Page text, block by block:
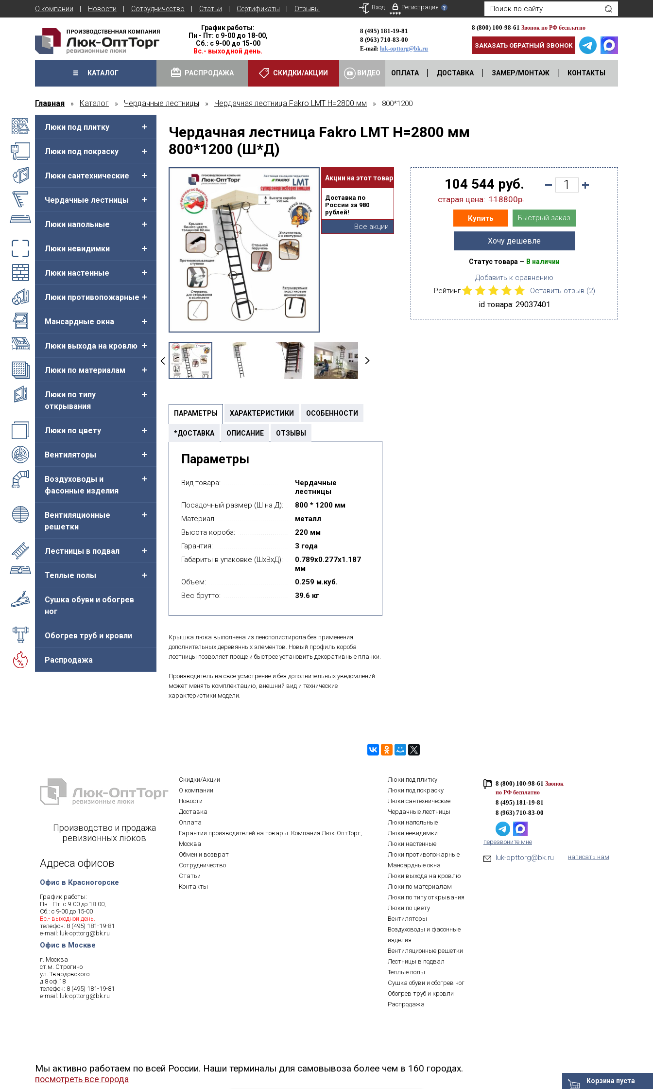
Корзина пуста
О компании Новости Сотрудничество Статьи Сертификаты Отзывы Вход Регистрация
График работы:
Пн - Пт: с 9-00 до 18-00,
Сб.: с 9-00 до 15-00
Вс.- выходной день.
8 (495) 181-19-81
8 (963) 710-83-00
E-mail:luk-opttorg@bk.ru
8 (800) 100-98-61 Звонок по РФ бесплатно
ЗАКАЗАТЬ ОБРАТНЫЙ ЗВОНОК
КАТАЛОГ РАСПРОДАЖА СКИДКИ/АКЦИИ ВИДЕО ОПЛАТА ДОСТАВКА ЗАМЕР/МОНТАЖ КОНТАКТЫ
Главная » Каталог » Чердачные лестницы » Чердачная лестница Fakro LMT Н=2800 мм » 800*1200
Люки под плитку
Люки под покраску
Люки сантехнические
Чердачные лестницы
Люки напольные
Люки невидимки
Люки настенные
Люки противопожарные
Мансардные окна
Люки выхода на кровлю
Люки по материалам
Люки по типу
открывания
Люки по цвету
Вентиляторы
Воздуховоды и
фасонные изделия
Вентиляционные
решетки
Лестницы в подвал
Теплые полы
Сушка обуви и обогрев
ног
Обогрев труб и кровли
Распродажа
Чердачная лестница Fakro LMT Н=2800 мм
800*1200 (Ш*Д)
ПАРАМЕТРЫ ХАРАКТЕРИСТИКИ ОСОБЕННОСТИ
*ДОСТАВКА ОПИСАНИЕ ОТЗЫВЫ
Параметры
Вид товара:
Чердачные
лестницы
Посадочный размер (Ш на Д):
800 * 1200 мм
Материал
металл
Высота короба:
220 мм
Гарантия:
3 года
Габариты в упаковке (ШхВхД):
0.789x0.277x1.187
мм
Объем:
0.259 м.куб.
Вес брутто:
39.6 кг
Крышка люка выполнена из пенополистирола без применения
дополнительных деревянных элементов. Новый профиль короба
лестницы позволяет проще и быстрее установить декоративные планки.
Производитель на свое усмотрение и без дополнительных уведомлений
может менять комплектацию, внешний вид и технические
характеристики модели.
Акции на этот товар
Доставка по
России за 980
рублей!
Все акции
104 544 руб.
старая цена: 118800р.
Купить Быстрый заказ
Хочу дешевле
Статус товара — В наличии
Добавить к сравнению
Рейтинг
Оставить отзыв (2)
id товара: 29037401
Производство и продажа
ревизионных люков
Адреса офисов
Офис в Красногорске
График работы:
Пн - Пт: с 9-00 до 18-00,
Сб.: с 9-00 до 15-00
Вс.- выходной день.
телефон: 8 (495) 181-19-81
e-mail: luk-opttorg@bk.ru
Офис в Москве
г. Москва
ст.м. Строгино
ул. Твардовского
д.8 оф.18
телефон: 8 (495) 181-19-81
e-mail: luk-opttorg@bk.ru
Скидки/Акции
О компании
Новости
Доставка
Оплата
Гарантии производителей на товары. Компания Люк-ОптТорг,
Москва
Обмен и возврат
Сотрудничество
Статьи
Контакты
Люки под плитку
Люки под покраску
Люки сантехнические
Чердачные лестницы
Люки напольные
Люки невидимки
Люки настенные
Люки противопожарные
Мансардные окна
Люки выхода на кровлю
Люки по материалам
Люки по типу открывания
Люки по цвету
Вентиляторы
Воздуховоды и фасонные
изделия
Вентиляционные решетки
Лестницы в подвал
Теплые полы
Сушка обуви и обогрев ног
Обогрев труб и кровли
Распродажа
8 (800) 100-98-61 Звонок
по РФ бесплатно
8 (495) 181-19-81
8 (963) 710-83-00
перезвоните мне
luk-opttorg@bk.ru написать нам
Мы активно работаем по всей России. Наши терминалы для самовывоза более чем в 160 городах.
посмотреть все города